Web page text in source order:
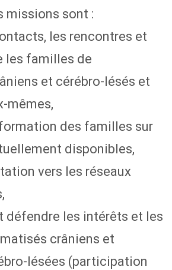
missions sont :
les rencontres et
les familles de
et cérébro-lésés et
mêmes,
des familles sur
disponibles,
vers les réseaux
défendre les intérêts et les
crâniens et
lésées (participation